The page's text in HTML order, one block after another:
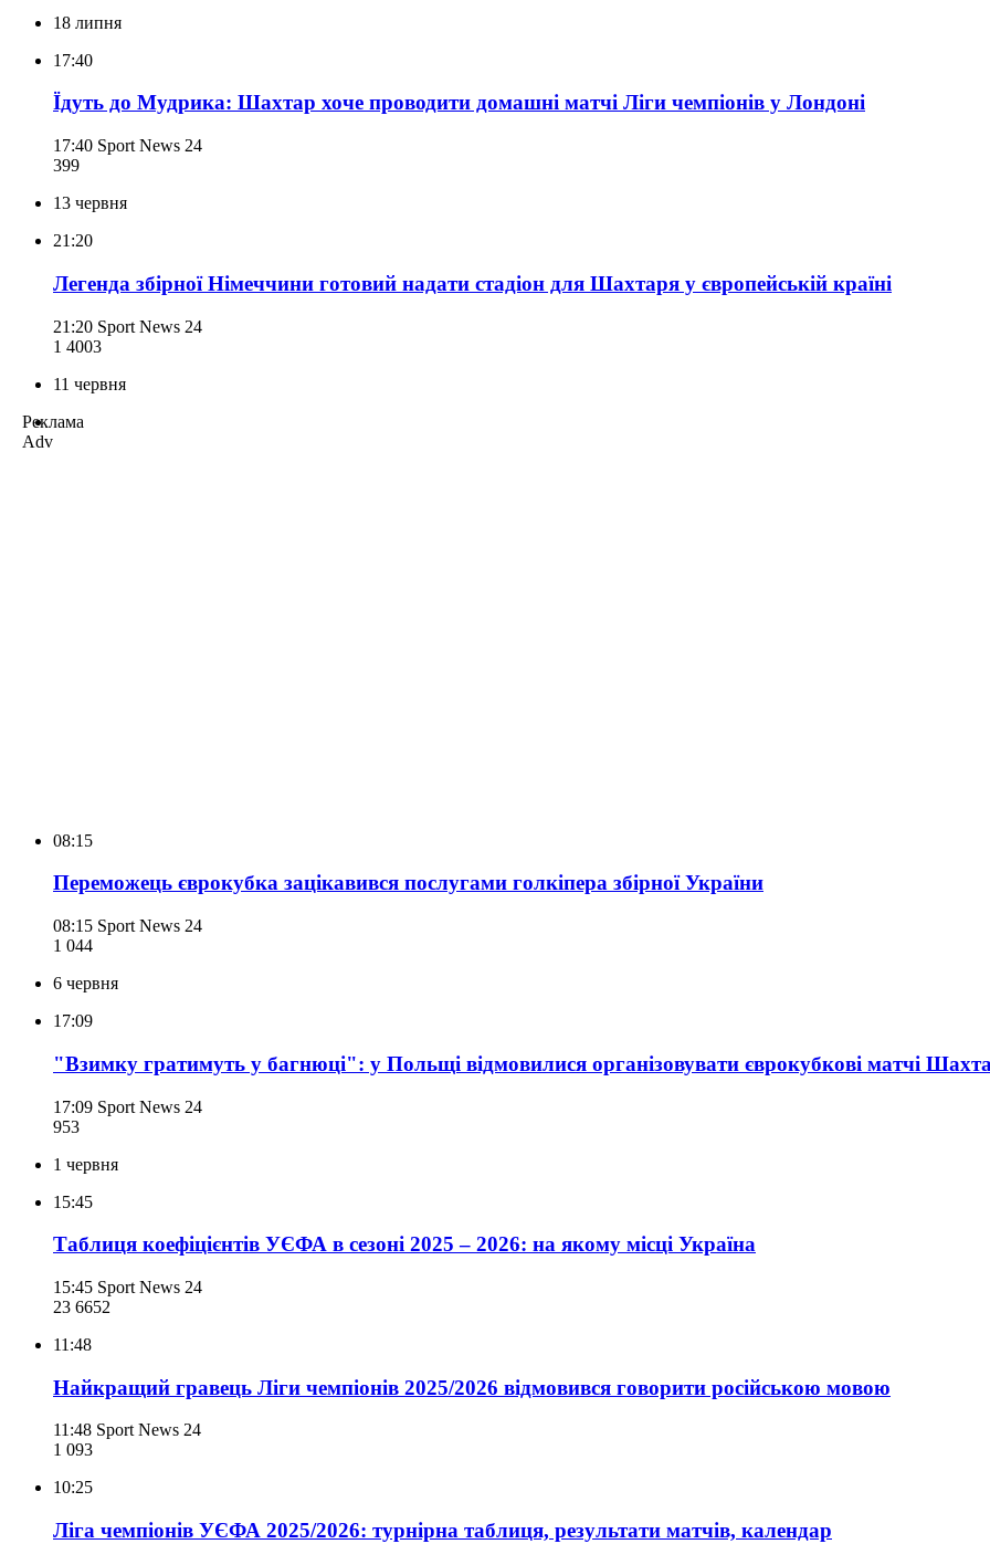
18 липня
17:40
Їдуть до Мудрика: Шахтар хоче проводити домашні матчі Ліги чемпіонів у Лондоні
17:40 Sport News 24
399
13 червня
21:20
Легенда збірної Німеччини готовий надати стадіон для Шахтаря у європейській країні
21:20 Sport News 24
1 4003
11 червня
Реклама
Adv
08:15
Переможець єврокубка зацікавився послугами голкіпера збірної України
08:15 Sport News 24
1 044
6 червня
17:09
"Взимку гратимуть у багнюці": у Польщі відмовилися організовувати єврокубкові матчі
17:09 Sport News 24
953
1 червня
15:45
Таблиця коефіцієнтів УЄФА в сезоні 2025 – 2026: на якому місці Україна
15:45 Sport News 24
23 6652
11:48
Найкращий гравець Ліги чемпіонів 2025/2026 відмовився говорити російською мовою
11:48 Sport News 24
1 093
10:25
Ліга чемпіонів УЄФА 2025/2026: турнірна таблиця, результати матчів, календар